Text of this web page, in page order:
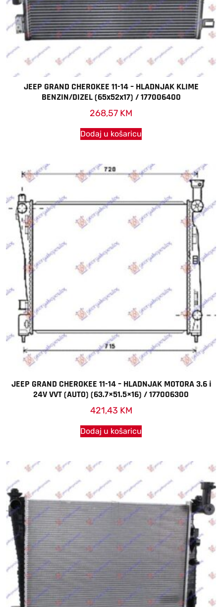
JEEP GRAND CHEROKEE 11-14 – HLADNJAK KLIME
BENZIN/DIZEL (65x52x17) / 177006400
268,57 KM
Dodaj u košaricu
JEEP GRAND CHEROKEE 11-14 – HLADNJAK MOTORA 3.6 i
24V VVT (AUTO) (63.7×51.5×16) / 177006300
421,43 KM
Dodaj u košaricu